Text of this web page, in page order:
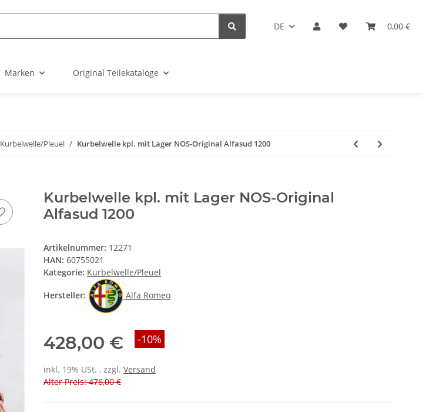
DE 0,00 €
Marken Original Teilekataloge
Kurbelwelle/Pleuel Kurbelwelle kpl. mit Lager NOS-Original Alfasud 1200
Kurbelwelle kpl. mit Lager NOS-Original
Alfasud 1200
Artikelnummer: 12271
HAN: 60755021
Kategorie: Kurbelwelle/Pleuel
Hersteller: Alfa Romeo
428,00 € -10%
inkl. 19% USt. , zzgl. Versand
Alter Preis: 476,00 €